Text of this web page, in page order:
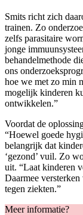
Smits richt zich
trainen. Zo
zelfs parasitaire
jonge
behandelmethode
ons
hoe we met zo min
mogelijk kinderen
ontwikkelen.”
Voordat de
“Hoewel goede
belangrijk dat
‘gezond’ vuil. Zo
uit. “Laat kinderen
Daarmee
tegen ziekten.”
Meer informatie?